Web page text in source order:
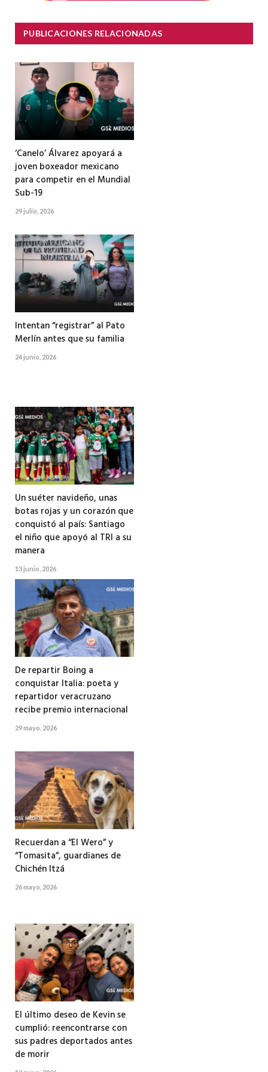
PUBLICACIONES RELACIONADAS
‘Canelo’ Álvarez apoyará a
joven boxeador mexicano
para competir en el Mundial
Sub-19
29 julio, 2026
Intentan “registrar” al Pato
Merlín antes que su familia
24 junio, 2026
Un suéter navideño, unas
botas rojas y un corazón que
conquistó al país: Santiago
el niño que apoyó al TRI a su
manera
13 junio, 2026
De repartir Boing a
conquistar Italia: poeta y
repartidor veracruzano
recibe premio internacional
29 mayo, 2026
Recuerdan a “El Wero” y
“Tomasita”, guardianes de
Chichén Itzá
26 mayo, 2026
El último deseo de Kevin se
cumplió: reencontrarse con
sus padres deportados antes
de morir